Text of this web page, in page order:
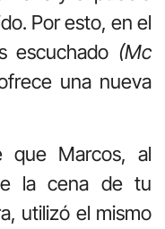
Por esto, en el
escuchado (Mc
una nueva
que Marcos, al
la cena de tu
utilizó el mismo